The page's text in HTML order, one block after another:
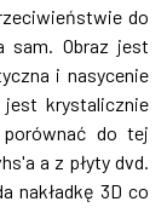
do
sam. Obraz jest
i nasycenie
krystalicznie
do tej
a z płyty dvd.
nakładkę 3D co